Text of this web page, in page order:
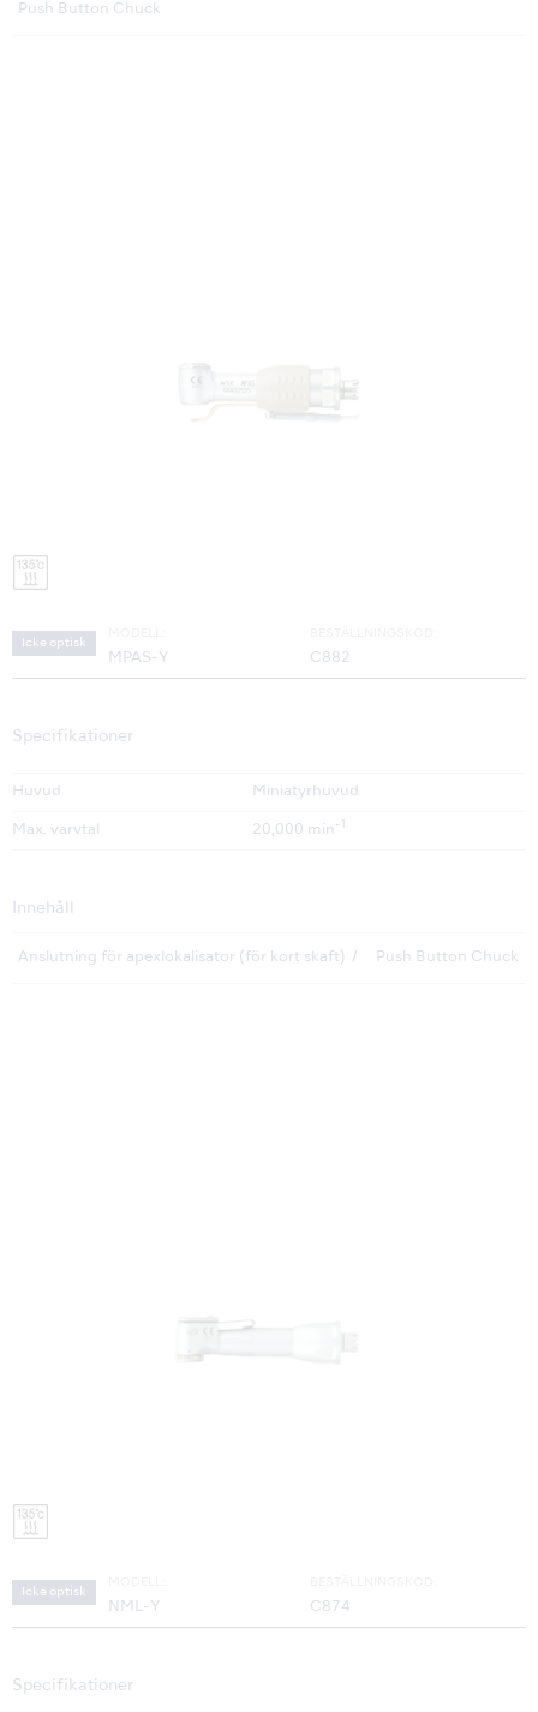
Push Button Chuck
Icke optisk
MPAS-Y C882
Specifikationer
Huvud Miniatyrhuvud
Max. varvtal 20,000 min -1
Innehåll
Anslutning för apexlokalisator (för kort skaft) Push Button Chuck
Icke optisk
NML-Y C874
Specifikationer